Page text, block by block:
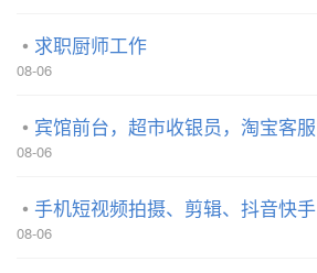
求职厨师工作
08-06
宾馆前台，超市收银员，淘宝客服
08-06
手机短视频拍摄、剪辑、抖音快手
08-06